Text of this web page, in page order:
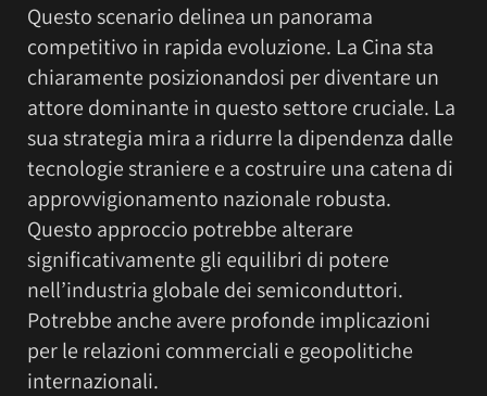
Questo scenario delinea un panorama
competitivo in rapida evoluzione. La Cina sta
chiaramente posizionandosi per diventare un
attore dominante in questo settore cruciale. La
sua strategia mira a ridurre la dipendenza dalle
tecnologie straniere e a costruire una catena di
approvvigionamento nazionale robusta.
Questo approccio potrebbe alterare
significativamente gli equilibri di potere
nell’industria globale dei semiconduttori.
Potrebbe anche avere profonde implicazioni
per le relazioni commerciali e geopolitiche
internazionali.